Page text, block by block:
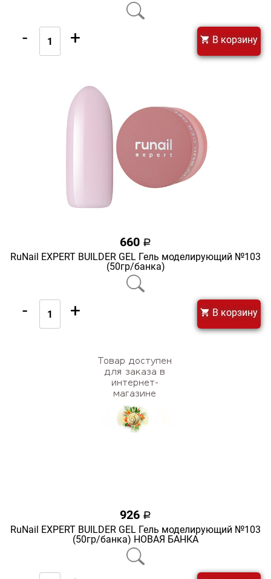
- + В корзину
660 a
RuNail EXPERT BUILDER GEL Гель моделирующий №103
(50гр/банка)
- + В корзину
926 a
RuNail EXPERT BUILDER GEL Гель моделирующий №103
(50гр/банка) НОВАЯ БАНКА